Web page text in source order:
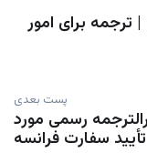
| ترجمه برای امور
پست بعدی
رسمی مورد
تأیید سفارت فرانسه